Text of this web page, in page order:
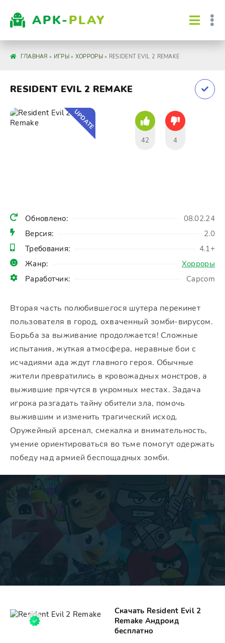
APK-PLAY
ГЛАВНАЯ » ИГРЫ» ХОРРОРЫ» RESIDENT EVIL 2 REMAKE
RESIDENT EVIL 2 REMAKE
Обновлено:
08.02.24
Версия:
2.0
Требования:
4.1+
Жанр:
Хорроры
Раработчик:
Capcom
UPDATE
42 4
Вторая часть полюбившегося шутера перекинет
пользователя в город, охваченный зомби-вирусом.
Борьба за выживание продолжается! Сложные
испытания, жуткая атмосфера, неравные бои с
исчадиями ада ждут главного героя. Обычные
жители превратились в кровожадных монстров, а
выжившие прячутся в укромных местах. Задача
игрока разгадать тайну обители зла, помочь
выжившим и изменить трагический исход.
Оружейный арсенал, смекалка и внимательность,
умение ориентироваться во тьме помогут одержать
победу над армией беспощадных зомби.
Скачать Resident Evil 2
Remake Андроид
бесплатно